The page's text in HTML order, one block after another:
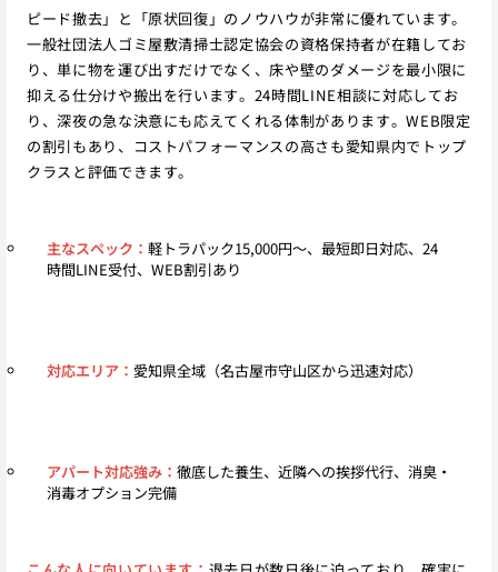
ピード撤去」と「原状回復」のノウハウが非常に優れています。
一般社団法人ゴミ屋敷清掃士認定協会の資格保持者が在籍してお
り、単に物を運び出すだけでなく、床や壁のダメージを最小限に
抑える仕分けや搬出を行います。24時間LINE相談に対応してお
り、深夜の急な決意にも応えてくれる体制があります。WEB限定
の割引もあり、コストパフォーマンスの高さも愛知県内でトップ
クラスと評価できます。
主なスペック： 軽トラパック15,000円〜、最短即日対応、24
時間LINE受付、WEB割引あり
対応エリア： 愛知県全域（名古屋市守山区から迅速対応）
アパート対応強み： 徹底した養生、近隣への挨拶代行、消臭・
消毒オプション完備